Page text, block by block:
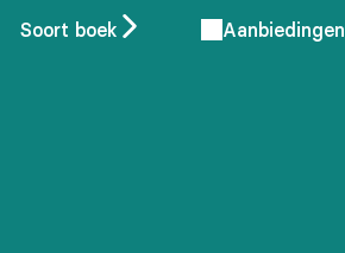
Soort boek Aanbiedingen